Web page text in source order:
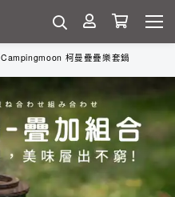
Campingmoon 柯曼疊疊樂套鍋